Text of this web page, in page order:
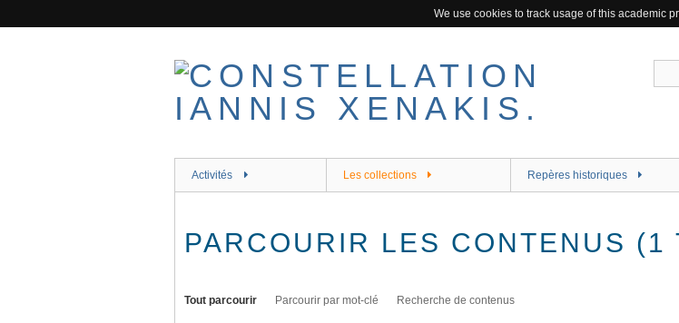
We use cookies to track usage of this academic
Activités Les collections Repères historiques
PARCOURIR LES CONTENUS (1
Tout parcourir Parcourir par mot-clé Recherche de contenus